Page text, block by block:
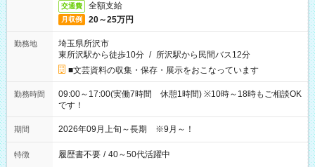
交通費 全額支給
月収例 20～25万円
勤務地
埼玉県所沢市
東所沢駅から徒歩10分 / 所沢駅から民間バス12分
■文芸資料の収集・保存・展示をおこなっています
勤務時間
09:00～17:00(実働7時間 休憩1時間) ※10時～18時もご相談OK
です！
期間 2026年09月上旬～長期 ※9月～！
特徴 履歴書不要 / 40～50代活躍中